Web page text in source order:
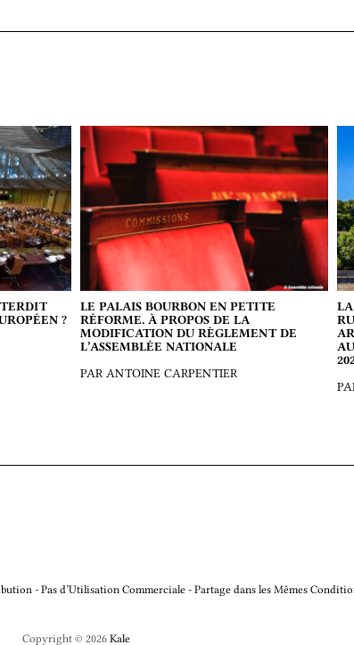
?
LE PALAIS BOURBON EN PETITE
RÉFORME. À PROPOS DE LA
MODIFICATION DU RÈGLEMENT DE
L’ASSEMBLÉE NATIONALE
PAR ANTOINE CARPENTIER
- Pas d’Utilisation Commerciale - Partage dans les Mêmes
Copyright © 2026 Kale